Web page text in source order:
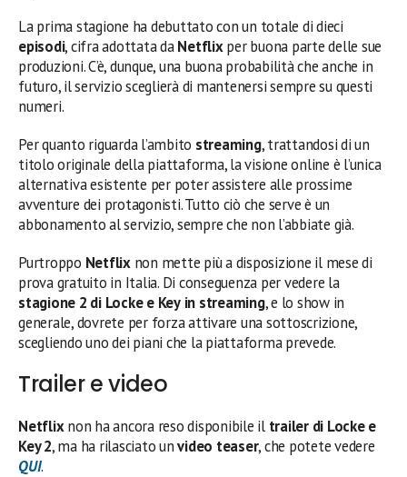
La prima stagione ha debuttato con un totale di dieci
episodi, cifra adottata daNetflixper buona parte delle sue
produzioni. C’è, dunque, una buona probabilità che anche in
futuro, il servizio sceglierà di mantenersi sempre su questi
numeri.
Per quanto riguarda l’ambito streaming, trattandosi di un
titolo originale della piattaforma, la visione online è l’unica
alternativa esistente per poter assistere alle prossime
avventure dei protagonisti. Tutto ciò che serve è un
abbonamento al servizio, sempre che non l’abbiate già.
Purtroppo Netflix non mette più a disposizione il mese di
prova gratuito in Italia. Di conseguenza per vedere la
stagione 2 di Locke e Key in streaming, e lo show in
generale, dovrete per forza attivare una sottoscrizione,
scegliendo uno dei piani che la piattaforma prevede.
Trailer e video
Netflixnon ha ancora reso disponibile iltrailer di Locke e
Key 2, ma ha rilasciato unvideo teaser, che potete vedere
QUI.